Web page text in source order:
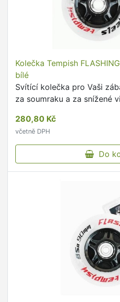
Kolečka Tempish
bílé
Svítící kolečka pro Vaši
za soumraku a za snížené
280,80 Kč
včetně DPH
Do